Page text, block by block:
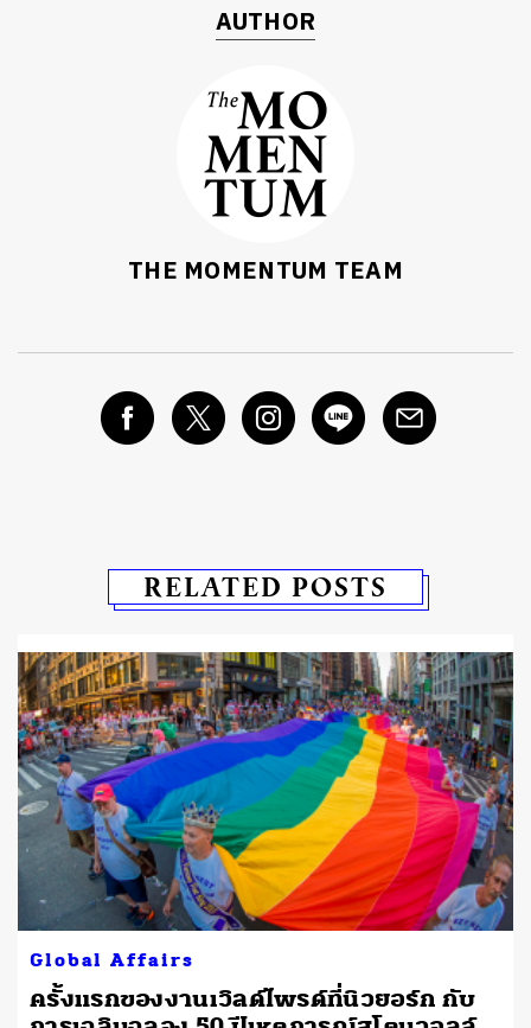
AUTHOR
THE MOMENTUM TEAM
RELATED POSTS
Global Affairs
ครั้งแรกของงานเวิลด์ไพรด์ที่นิวยอร์ก กับ